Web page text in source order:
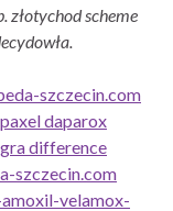
złotychod scheme
szczecin.com
daparox
difference
szczecin.com
velamox-